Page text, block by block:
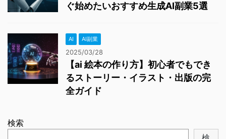
ぐ始めたいおすすめ生成AI副業5選
AI AI副業
2025/03/28
【ai 絵本の作り方】初心者でもでき
るストーリー・イラスト・出版の完
全ガイド
検索